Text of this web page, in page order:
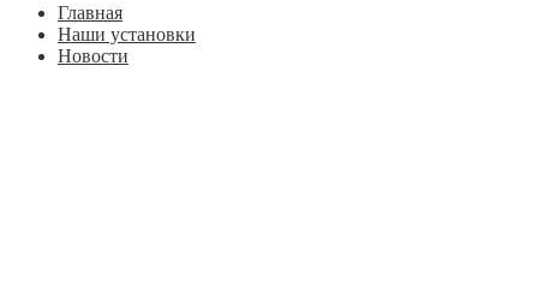
Главная
Наши установки
Новости